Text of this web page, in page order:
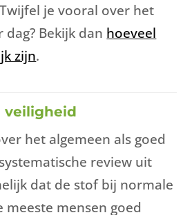
je vooral over het
Bekijk dan hoeveel
zijn.
veiligheid
het algemeen als goed
review uit
dat de stof bij normale
mensen goed